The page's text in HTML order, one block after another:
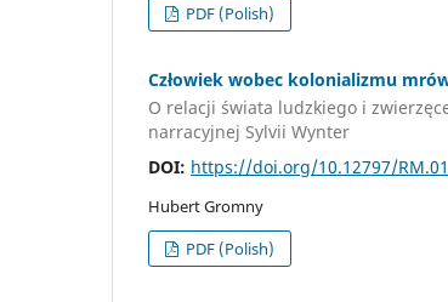
PDF (Polish)
Człowiek wobec kolonializmu
O relacji świata ludzkiego i
narracyjnej Sylvii Wynter
DOI: https://doi.org/10.12797/
Hubert Gromny
PDF (Polish)